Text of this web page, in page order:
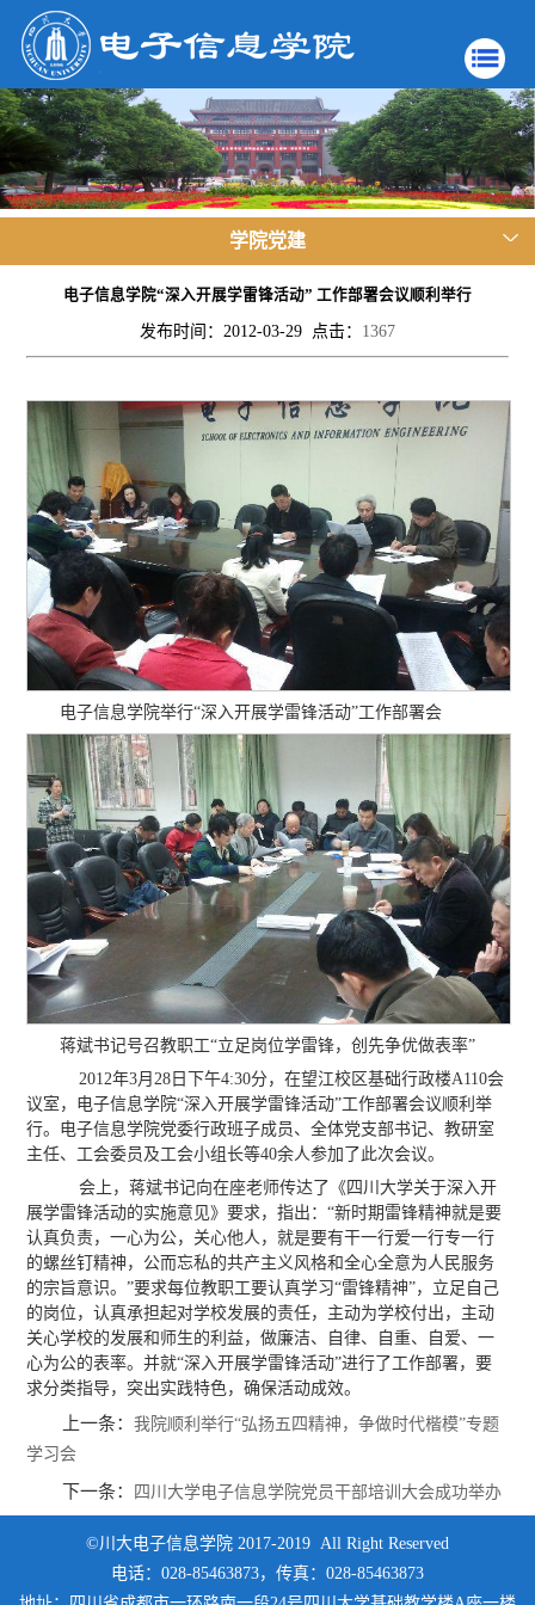
学院党建
电子信息学院“深入开展学雷锋活动” 工作部署会议顺利举行
发布时间：2012-03-29 点击： 1367
电子信息学院举行“深入开展学雷锋活动”工作部署会
蒋斌书记号召教职工“立足岗位学雷锋，创先争优做表率”
2012年3月28日下午4:30分，在望江校区基础行政楼A110会
议室，电子信息学院“深入开展学雷锋活动”工作部署会议顺利举
行。电子信息学院党委行政班子成员、全体党支部书记、教研室
主任、工会委员及工会小组长等40余人参加了此次会议。
会上，蒋斌书记向在座老师传达了《四川大学关于深入开
展学雷锋活动的实施意见》要求，指出：“新时期雷锋精神就是要
认真负责，一心为公，关心他人，就是要有干一行爱一行专一行
的螺丝钉精神，公而忘私的共产主义风格和全心全意为人民服务
的宗旨意识。”要求每位教职工要认真学习“雷锋精神”，立足自己
的岗位，认真承担起对学校发展的责任，主动为学校付出，主动
关心学校的发展和师生的利益，做廉洁、自律、自重、自爱、一
心为公的表率。并就“深入开展学雷锋活动”进行了工作部署，要
求分类指导，突出实践特色，确保活动成效。
上一条：我院顺利举行“弘扬五四精神，争做时代楷模”专题
学习会
下一条： 四川大学电子信息学院党员干部培训大会成功举办
©川大电子信息学院 2017-2019 All Right Reserved
电话：028-85463873，传真：028-85463873